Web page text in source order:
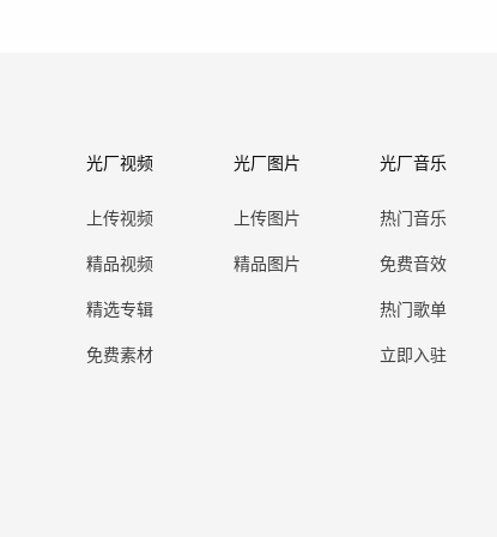
光厂视频
上传视频
精品视频
精选专辑
免费素材
光厂图片
上传图片
精品图片
光厂音乐
热门音乐
免费音效
热门歌单
立即入驻